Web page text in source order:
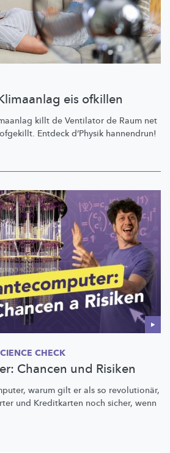
eis ofkillen
killt de Ventilator de Raum net
Entdeck d’Physik hannendrun!
CHECK
Chancen und Risiken
warum gilt er als so revolutionär,
und Kreditkarten noch sicher, wenn